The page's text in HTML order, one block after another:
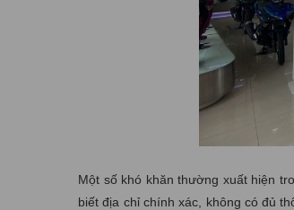
Một số khó khăn thường xuất hiện
biết địa chỉ chính xác, không có đủ